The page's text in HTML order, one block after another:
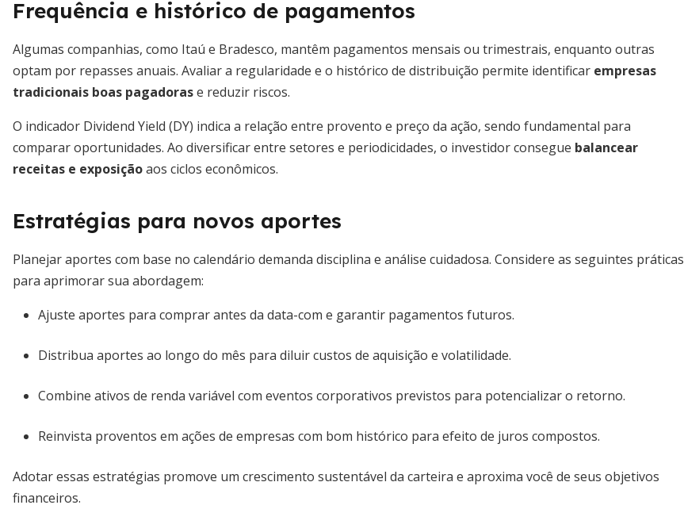
Frequência e histórico de pagamentos
Algumas companhias, como Itaú e Bradesco, mantêm pagamentos mensais ou trimestrais, enquanto outras
optam por repasses anuais. Avaliar a regularidade e o histórico de distribuição permite identificar empresas
tradicionais boas pagadorase reduzir riscos.
O indicador Dividend Yield (DY) indica a relação entre provento e preço da ação, sendo fundamental para
comparar oportunidades. Ao diversificar entre setores e periodicidades, o investidor consegue balancear
receitas e exposiçãoaos ciclos econômicos.
Estratégias para novos aportes
Planejar aportes com base no calendário demanda disciplina e análise cuidadosa. Considere as seguintes práticas
para aprimorar sua abordagem:
Ajuste aportes para comprar antes da data-com e garantir pagamentos futuros.
Distribua aportes ao longo do mês para diluir custos de aquisição e volatilidade.
Combine ativos de renda variável com eventos corporativos previstos para potencializar o retorno.
Reinvista proventos em ações de empresas com bom histórico para efeito de juros compostos.
Adotar essas estratégias promove um crescimento sustentável da carteira e aproxima você de seus objetivos
financeiros.